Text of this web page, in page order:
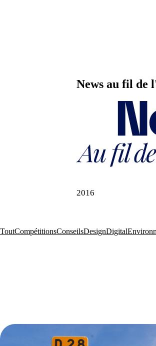
News au fil de
2016
ToutCompétitionsConseilsDesignDigital